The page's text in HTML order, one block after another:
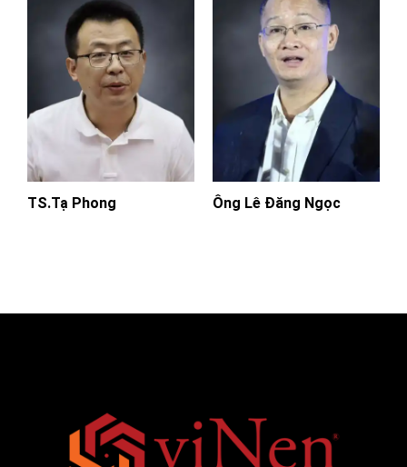
TS.Tạ Phong Ông Lê Đăng Ngọc